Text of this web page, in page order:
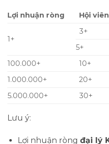
Lợi nhuận ròng Hội
1+
3+
5+
100.000+
10+
1.000.000+
20+
5.000.000+
30+
Lưu ý:
Lợi nhuận ròng đại lý